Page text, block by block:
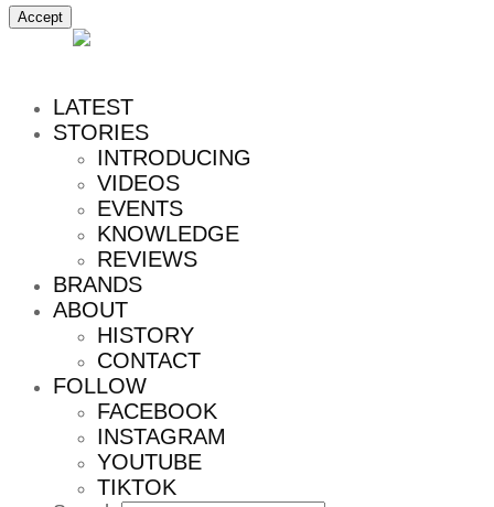
Accept
LATEST
STORIES
INTRODUCING
VIDEOS
EVENTS
KNOWLEDGE
REVIEWS
BRANDS
ABOUT
HISTORY
CONTACT
FOLLOW
FACEBOOK
INSTAGRAM
YOUTUBE
TIKTOK